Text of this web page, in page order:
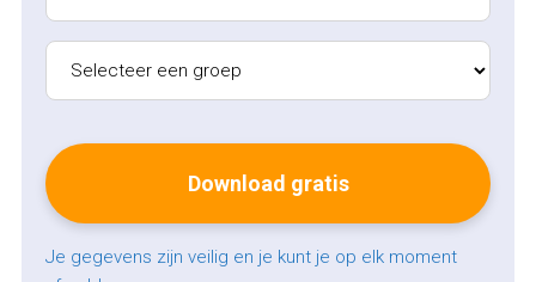
Je gegevens zijn veilig en je kunt je op elk moment